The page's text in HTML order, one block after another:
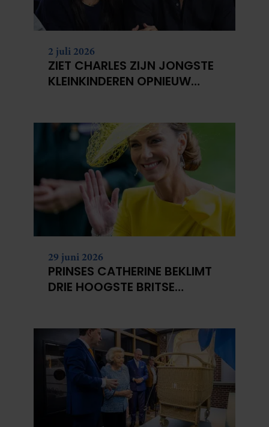
2 juli 2026
ZIET CHARLES ZIJN JONGSTE
KLEINKINDEREN OPNIEUW
29 juni 2026
PRINSES CATHERINE BEKLIMT
DRIE HOOGSTE BRITSE